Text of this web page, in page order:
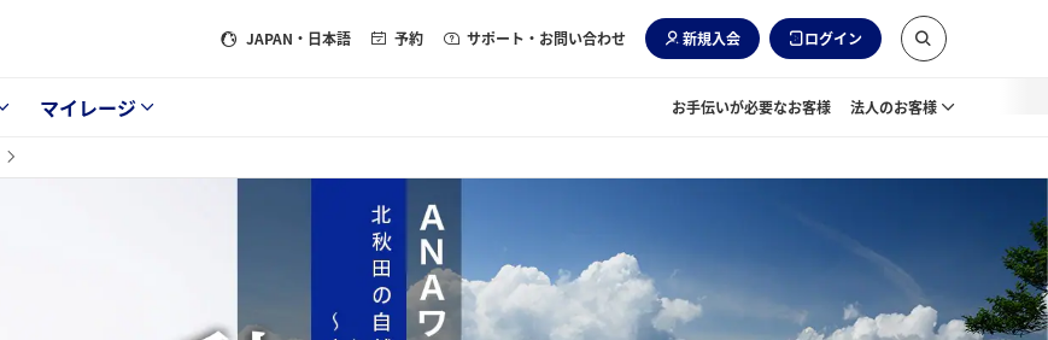
JAPAN ・日本語 予約 サポート・お問い合わせ 新規入会 ログイン
マイレージ お手伝いが必要なお客様 法人のお客様